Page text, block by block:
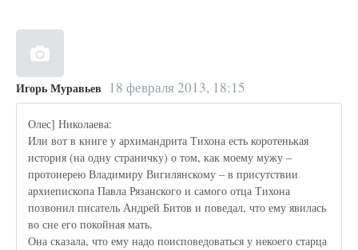
Игорь Муравьев 18 февраля 2013, 18:15
Олес] Николаева:
Или вот в книге у архимандрита Тихона есть коротенькая
история (на одну страничку) о том, как моему мужу –
протоиерею Владимиру Вигилянскому – в присутствии
архиепископа Павла Рязанского и самого отца Тихона
позвонил писатель Андрей Битов и поведал, что ему явилась
во сне его покойная мать.
Она сказала, что ему надо поисповедоваться у некоего старца